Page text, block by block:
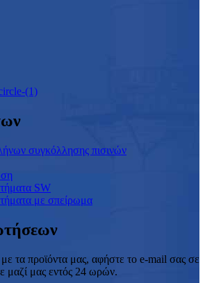
συγκόλλησης πισινών
SW
με σπείρωμα
με τα προϊόντα μας, αφήστε το e-mail σας σε
μαζί μας εντός 24 ωρών.